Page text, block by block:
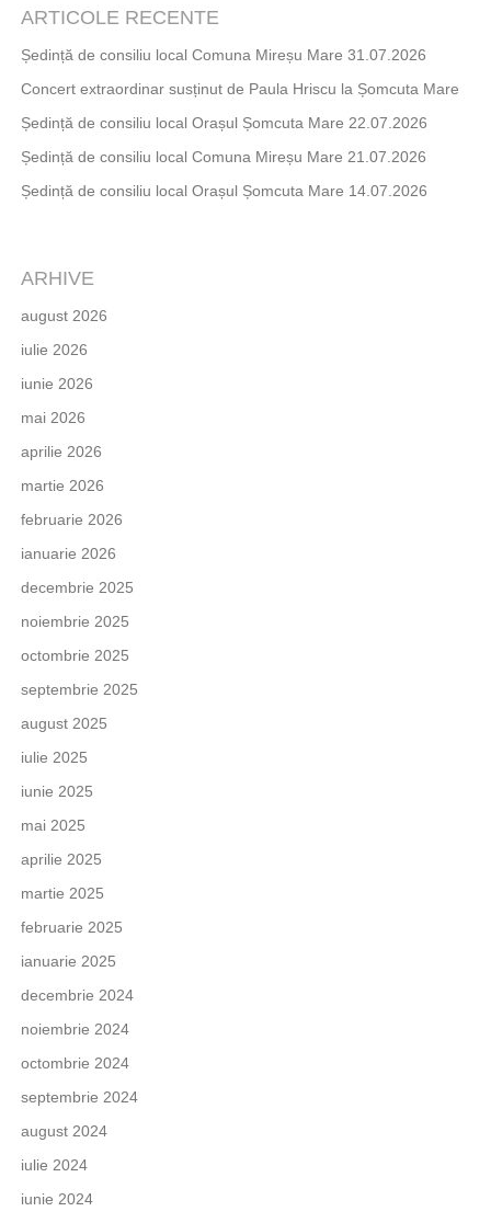
ARTICOLE RECENTE
Ședință de consiliu local Comuna Mireșu Mare 31.07.2026
Concert extraordinar susținut de Paula Hriscu la Șomcuta Mare
Ședință de consiliu local Orașul Șomcuta Mare 22.07.2026
Ședință de consiliu local Comuna Mireșu Mare 21.07.2026
Ședință de consiliu local Orașul Șomcuta Mare 14.07.2026
ARHIVE
august 2026
iulie 2026
iunie 2026
mai 2026
aprilie 2026
martie 2026
februarie 2026
ianuarie 2026
decembrie 2025
noiembrie 2025
octombrie 2025
septembrie 2025
august 2025
iulie 2025
iunie 2025
mai 2025
aprilie 2025
martie 2025
februarie 2025
ianuarie 2025
decembrie 2024
noiembrie 2024
octombrie 2024
septembrie 2024
august 2024
iulie 2024
iunie 2024